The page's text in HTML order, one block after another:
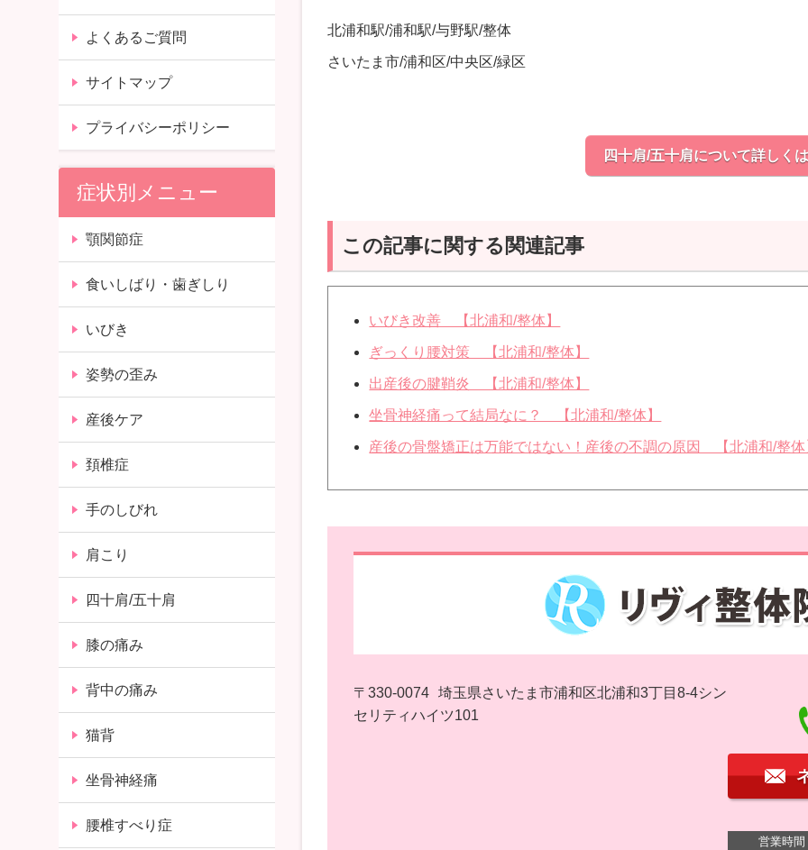
北浦和駅/浦和駅/与野駅/整体
さいたま市/浦和区/中央区/緑区
四十肩/五十肩について詳しく
この記事に関する関連記事
いびき改善 【北浦和/整体】
ぎっくり腰対策 【北浦和/整体】
出産後の腱鞘炎 【北浦和/整体】
坐骨神経痛って結局なに？ 【北浦和/整体】
産後の骨盤矯正は万能ではない！産後の不調の原因 【北浦和/整体
営業時間
〒330-0074
埼玉県さいたま市浦和区北浦和3丁目8-4シン
セリティハイツ101
よくあるご質問
サイトマップ
プライバシーポリシー
症状別メニュー
顎関節症
食いしばり・歯ぎしり
いびき
姿勢の歪み
産後ケア
頚椎症
手のしびれ
肩こり
四十肩/五十肩
膝の痛み
背中の痛み
猫背
坐骨神経痛
腰椎すべり症